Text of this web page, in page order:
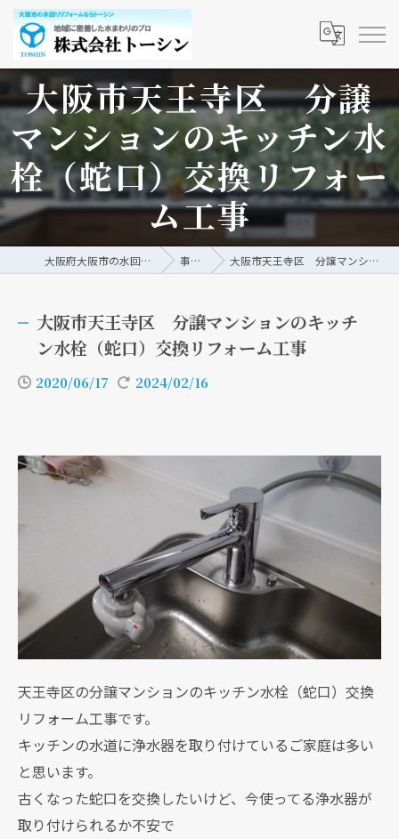
大阪市天王寺区 分譲
マンションのキッチン水
栓（蛇口）交換リフォー
ム工事
大阪府大阪市の水回りリフォームなら株式会社トーシン 事例/ブログ 大阪市天王寺区 分譲マンションのキッチン水栓（蛇口）交換リフォーム工事
大阪市天王寺区 分譲マンションのキッチ
ン水栓（蛇口）交換リフォーム工事
2020/06/17 2024/02/16
天王寺区の分譲マンションのキッチン水栓（蛇口）交換
リフォーム工事です。
キッチンの水道に浄水器を取り付けているご家庭は多い
と思います。
古くなった蛇口を交換したいけど、今使ってる浄水器が
取り付けられるか不安で